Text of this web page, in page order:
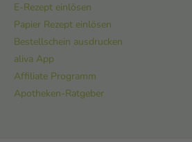
E-Rezept einlösen
Papier Rezept einlösen
Bestellschein ausdrucken
aliva App
Affiliate Programm
Apotheken-Ratgeber